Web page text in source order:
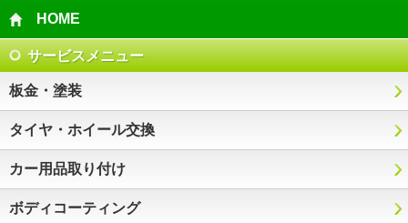
HOME
サービスメニュー
板金・塗装
タイヤ・ホイール交換
カー用品取り付け
ボディコーティング